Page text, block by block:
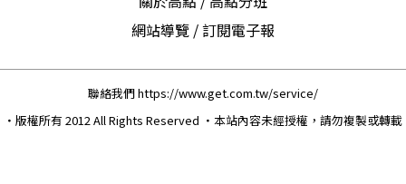
網站導覽 /訂閱電子報
聯絡我們https://www.get.com.tw/service/
‧版權所有 2012 All Rights Reserved ‧本站內容未經授權，請勿複製或轉載